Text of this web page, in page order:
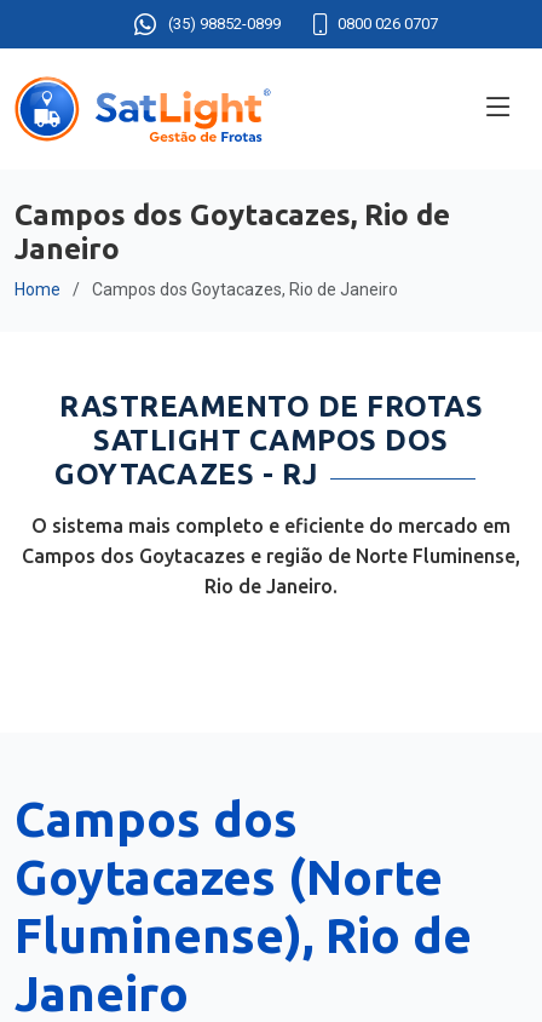
(35) 98852-0899 0800 026 0707
Campos dos Goytacazes, Rio de
Janeiro
Home Campos dos Goytacazes, Rio de Janeiro
RASTREAMENTO DE FROTAS
SATLIGHT CAMPOS DOS
GOYTACAZES - RJ
O sistema mais completo e eficiente do mercado em
Campos dos Goytacazes e região de Norte Fluminense,
Rio de Janeiro.
Campos dos
Goytacazes (Norte
Fluminense), Rio de
Janeiro